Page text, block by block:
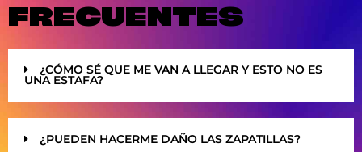
FRECUENTES
¿CÓMO SÉ QUE ME VAN A LLEGAR Y ESTO NO ES
UNA ESTAFA?
¿PUEDEN HACERME DAÑO LAS ZAPATILLAS?